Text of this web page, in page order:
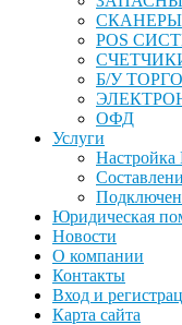
POS
Б/У
ОФД
Услуги
Юридическая
Новости
О компании
Контакты
Вход и
Карта сайта